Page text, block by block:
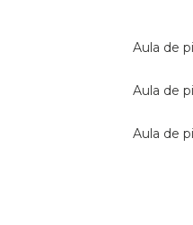
aula de
aula de
aula de